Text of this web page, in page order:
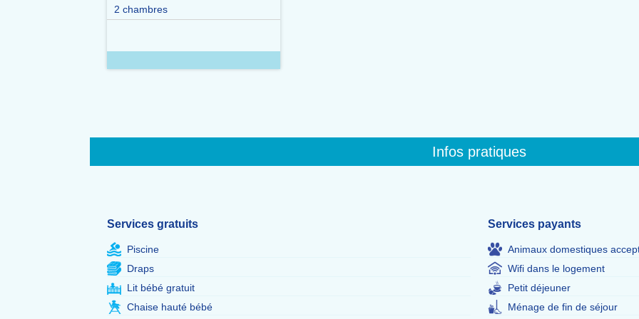
2 chambres
Infos pratiques
Services gratuits
Piscine
Draps
Lit bébé gratuit
Chaise hauté bébé
Services payants
Animaux domestiques
Wifi dans le logement
Petit déjeuner
Ménage de fin de séjour